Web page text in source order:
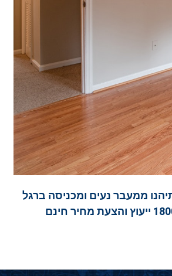
ממעבר נעים ומכניסה ברגל